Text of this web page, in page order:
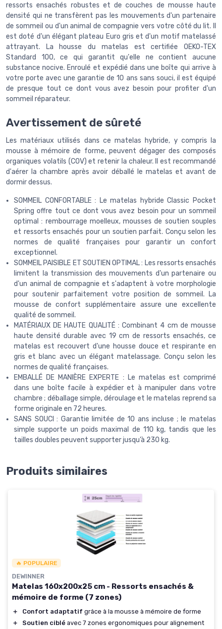
ressorts ensachés robustes et de couches de mousse haute
densité qui ne transfèrent pas les mouvements d'un partenaire
de sommeil ou d'un animal de compagnie vers votre côté du lit. Il
est doté d'un élégant plateau Euro gris et d'un motif matelassé
attrayant. La housse du matelas est certifiée OEKO-TEX
Standard 100, ce qui garantit qu'elle ne contient aucune
substance nocive. Enroulé et expédié dans une boîte qui arrive à
votre porte avec une garantie de 10 ans sans souci, il est équipé
de presque tout ce dont vous avez besoin pour profiter d'un
sommeil réparateur.
Avertissement de sûreté
Les matériaux utilisés dans ce matelas hybride, y compris la
mousse à mémoire de forme, peuvent dégager des composés
organiques volatils (COV) et retenir la chaleur. Il est recommandé
d'aérer la chambre après avoir déballé le matelas et avant de
dormir dessus.
SOMMEIL CONFORTABLE : Le matelas hybride Classic Pocket
Spring offre tout ce dont vous avez besoin pour un sommeil
optimal : rembourrage moelleux, mousses de soutien souples
et ressorts ensachés pour un soutien parfait. Conçu selon les
normes de qualité françaises pour garantir un confort
exceptionnel.
SOMMEIL PAISIBLE ET SOUTIEN OPTIMAL : Les ressorts ensachés
limitent la transmission des mouvements d'un partenaire ou
d'un animal de compagnie et s'adaptent à votre morphologie
pour soutenir parfaitement votre position de sommeil. La
mousse de confort supplémentaire assure une excellente
qualité de sommeil.
MATÉRIAUX DE HAUTE QUALITÉ : Combinant 4 cm de mousse
haute densité durable avec 19 cm de ressorts ensachés, ce
matelas est recouvert d'une housse douce et respirante en
gris et blanc avec un élégant matelassage. Conçu selon les
normes de qualité françaises.
EMBALLÉ DE MANIÈRE EXPERTE : Le matelas est comprimé
dans une boîte facile à expédier et à manipuler dans votre
chambre ; déballage simple, déroulage et le matelas reprend sa
forme originale en 72 heures.
SANS SOUCI : Garantie limitée de 10 ans incluse ; le matelas
simple supporte un poids maximal de 110 kg, tandis que les
tailles doubles peuvent supporter jusqu’à 230 kg.
Produits similaires
🔥 POPULAIRE
DEWINNER
Matelas 160x200x25 cm - Ressorts ensachés &
mémoire de forme (7 zones)
＋ Confort adaptatif grâce à la mousse à mémoire de forme
＋
Soutien ciblé avec 7 zones ergonomiques pour alignement